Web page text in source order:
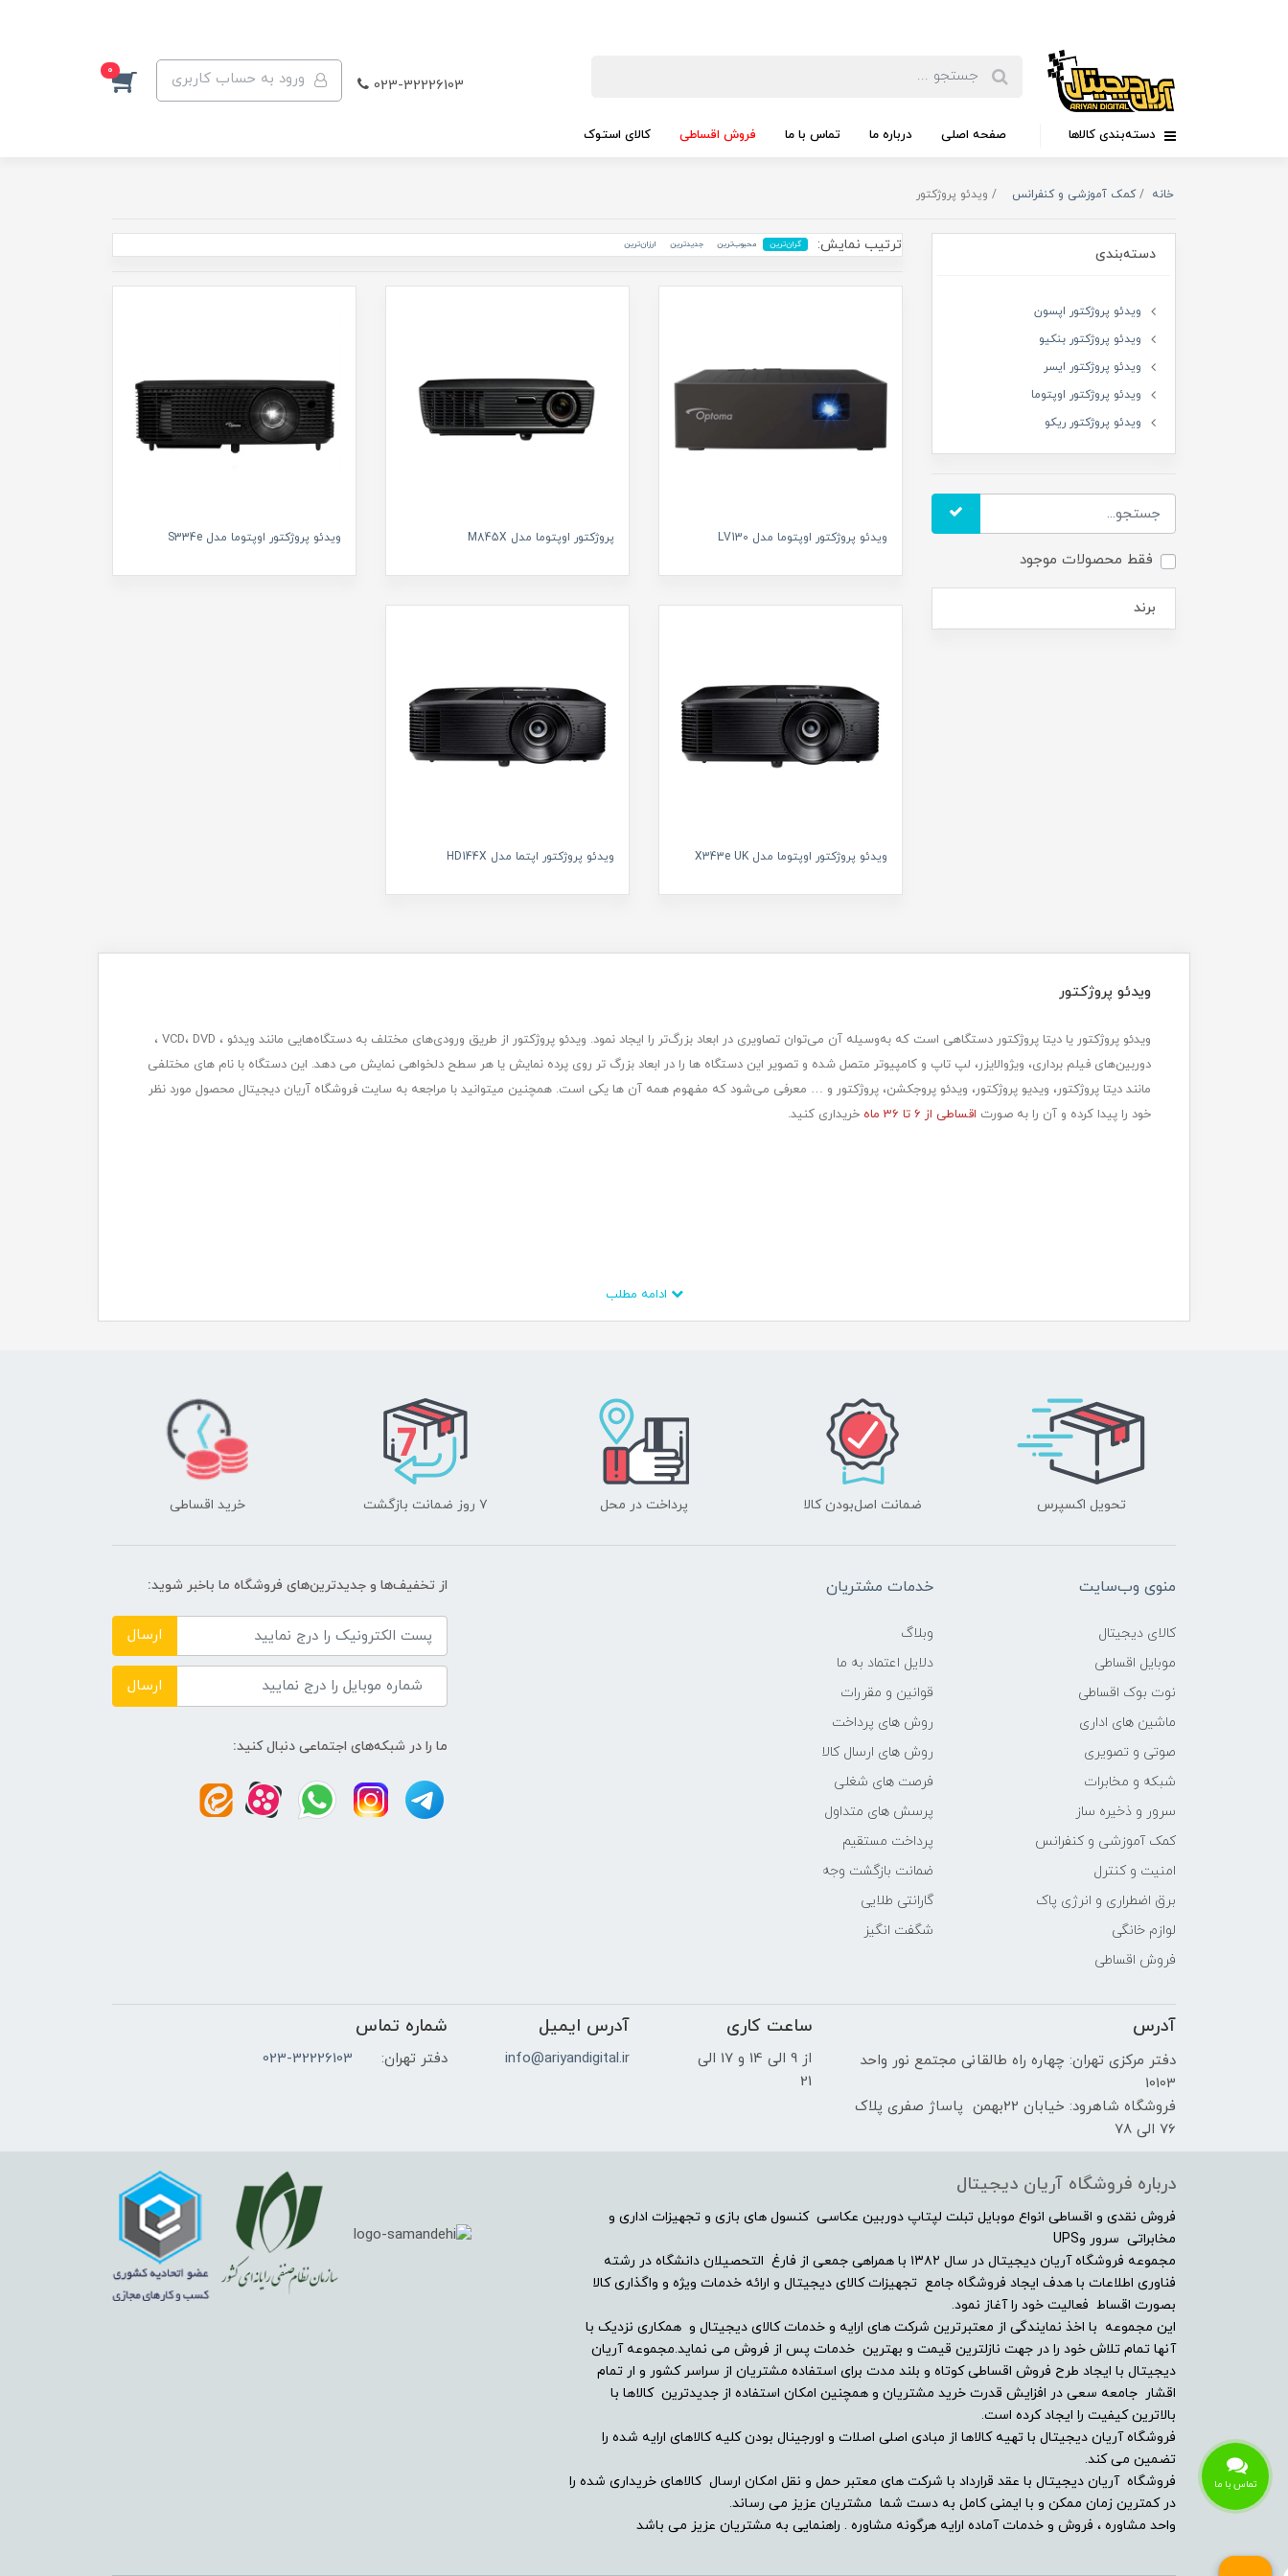
023-32226103 ورود به حساب کاربری 0
دسته‌بندی کالاها صفحه اصلی درباره ما تماس با ما فروش اقساطی کالای استوک
خانه کمک آموزشی و کنفرانس ویدئو پروژکتور
دسته‌بندی
ویدئو پروژکتور اپسون
ویدئو پروژکتور بنکیو
ویدئو پروژکتور ایسر
ویدئو پروژکتور اوپتوما
ویدئو پروژکتور ریکو
فقط محصولات موجود
برند
ترتیب نمایش: گران‌ترین محبوب‌ترین جدید‌ترین ارزان‌ترین
ویدئو پروژکتور اوپتوما مدل LV130 پروژکتور اوپتوما مدل M845X ویدئو پروژکتور اوپتوما مدل S334e
ویدئو پروژکتور اوپتوما مدل X343e UK ویدئو پروژکتور اپتما مدل HD144X
ویدئو پروژکتور
ویدئو پروژکتور یا دیتا پروژکتور دستگاهی است که به‌وسیله آن می‌توان تصاویری در ابعاد بزرگ‌تر را ایجاد نمود. ویدئو پروژکتور از طریق ورودی‌های مختلف به دستگاه‌هایی مانند ویدئو ، VCD، DVD ،
دوربین‌های فیلم برداری، ویژوالایزر، لپ تاپ و کامپیوتر متصل شده و تصویر این دستگاه ها را در ابعاد بزرگ تر روی پرده نمایش یا هر سطح دلخواهی نمایش می دهد. این دستگاه با نام های مختلفی
مانند دیتا پروژکتور، ویدیو پروژکتور، ویدئو پروجکشن، پروژکتور و … معرفی می‌شود که مفهوم همه آن ها یکی است. همچنین میتوانید با مراجعه به سایت فروشگاه آریان دیجیتال محصول مورد نظر
خود را پیدا کرده و آن را به صورت اقساطی از 6 تا 36 ماه خریداری کنید.
تحویل اکسپرس ضمانت اصل‌بودن کالا پرداخت در محل ۷ روز ضمانت بازگشت خرید اقساطی
منوی وب‌سایت
کالای دیجیتال
موبایل اقساطی
نوت بوک اقساطی
ماشین های اداری
صوتی و تصویری
شبکه و مخابرات
سرور و ذخیره ساز
کمک آموزشی و کنفرانس
امنیت و کنترل
برق اضطراری و انرژی پاک
لوازم خانگی
فروش اقساطی
خدمات مشتریان
وبلاگ
دلایل اعتماد به ما
قوانین و مقررات
روش های پرداخت
روش های ارسال کالا
فرصت های شغلی
پرسش های متداول
پرداخت مستقیم
ضمانت بازگشت وجه
گارانتی طلایی
شگفت انگیز
از تخفیف‌ها و جدیدترین‌های فروشگاه ما باخبر شوید:
ارسال
ارسال
ما را در شبکه‌های اجتماعی دنبال کنید:
آدرس
دفتر مرکزی تهران: چهاره راه طالقانی مجتمع نور واحد
10103
فروشگاه شاهرود: خیابان 22بهمن پاساژ صفری پلاک
76 الی 78
ساعت کاری
از 9 الی 14 و 17 الی
21
آدرس ایمیل
info@ariyandigital.ir
شماره تماس
دفتر تهران: 023-32226103
درباره فروشگاه آریان دیجیتال
فروش نقدی و اقساطی انواع موبایل تبلت لپتاپ دوربین عکاسی کنسول های بازی و تجهیزات اداری و
مخابراتی سرور وUPS
مجموعه فروشگاه آریان دیجیتال در سال ۱۳۸۲ با همراهی جمعی از فارغ التحصیلان دانشگاه در رشته
فناوری اطلاعات با هدف ایجاد فروشگاه جامع تجهیزات کالای دیجیتال و ارائه خدمات ویژه و واگذاری کالا
بصورت اقساط فعالیت خود را آغاز نمود.
این مجموعه با اخذ نمایندگی از معتبرترین شرکت های ارایه و خدمات کالای دیجیتال و همکاری نزدیک با
آنها تمام تلاش خود را در جهت نازلترین قیمت و بهترین خدمات پس از فروش می نماید.مجموعه آریان
دیجیتال با ایجاد طرح فروش اقساطی کوتاه و بلند مدت برای استفاده مشتریان از سراسر کشور و ار تمام
اقشار جامعه سعی در افزایش قدرت خرید مشتریان و همچنین امکان استفاده از جدیدترین کالاها با
بالاترین کیفیت را ایجاد کرده است.
فروشگاه آریان دیجیتال با تهیه کالاها از مبادی اصلی اصلات و اورجینال بودن کلیه کالاهای ارایه شده را
تضمین می کند.
فروشگاه آریان دیجیتال با عقد قرارداد با شرکت های معتبر حمل و نقل امکان ارسال کالاهای خریداری شده را
در کمترین زمان ممکن و با ایمنی کامل به دست شما مشتریان عزیز می رساند.
واحد مشاوره ، فروش و خدمات آماده ارایه هرگونه مشاوره . راهنمایی به مشتریان عزیز می باشد
تماس با ما